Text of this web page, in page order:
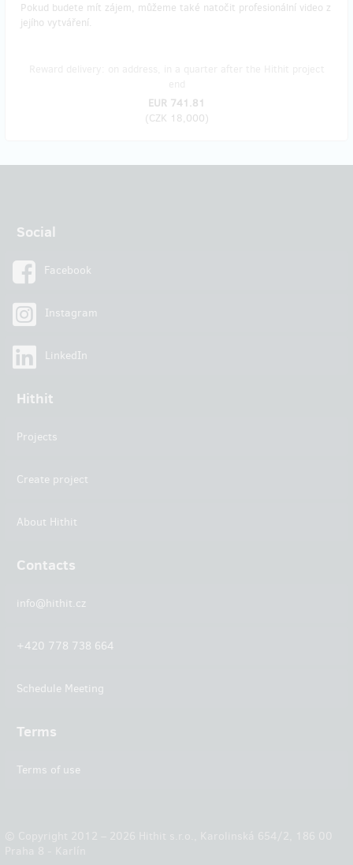
Pokud budete mít zájem, můžeme také natočit profesionální video z
jejího vytváření.
EUR 741.81
(CZK 18,000)
Social
Facebook
Instagram
LinkedIn
Hithit
Projects
Create project
About Hithit
Contacts
info@hithit.cz
+420 778 738 664
Schedule Meeting
Terms
Terms of use